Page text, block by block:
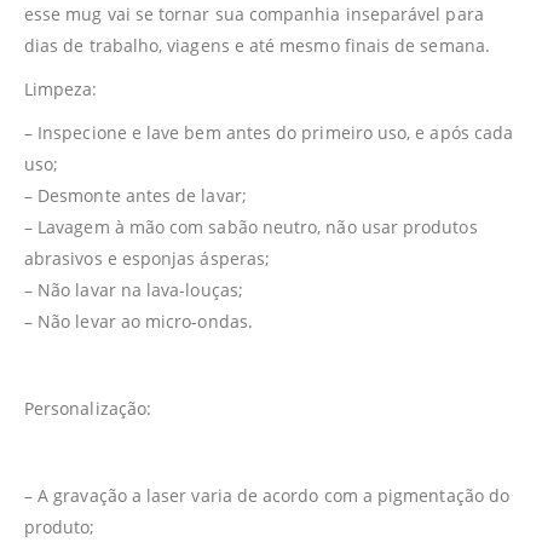
esse mug vai se tornar sua companhia inseparável para
dias de trabalho, viagens e até mesmo finais de semana.
Limpeza:
– Inspecione e lave bem antes do primeiro uso, e após cada
uso;
– Desmonte antes de lavar;
– Lavagem à mão com sabão neutro, não usar produtos
abrasivos e esponjas ásperas;
– Não lavar na lava-louças;
– Não levar ao micro-ondas.
Personalização:
– A gravação a laser varia de acordo com a pigmentação do
produto;